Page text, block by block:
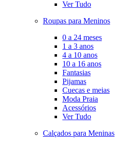
Ver Tudo
Roupas para Meninos
0 a 24 meses
1 a 3 anos
4 a 10 anos
10 a 16 anos
Fantasias
Pijamas
Cuecas e meias
Moda Praia
Acessórios
Ver Tudo
Calçados para Meninas